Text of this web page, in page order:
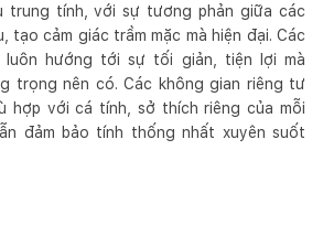
trung tính, với sự tương phản giữa các
tạo cảm giác trầm mặc mà hiện đại. Các
hướng tới sự tối giản, tiện lợi mà
trọng nên có. Các không gian riêng tư
hợp với cá tính, sở thích riêng của mỗi
đảm bảo tính thống nhất xuyên suốt